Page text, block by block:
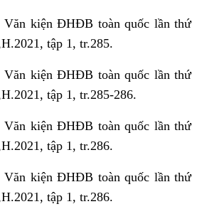
kiện ĐHĐB toàn quốc lần thứ
tập 1, tr.285.
kiện ĐHĐB toàn quốc lần thứ
tập 1, tr.285-286.
kiện ĐHĐB toàn quốc lần thứ
tập 1, tr.286.
kiện ĐHĐB toàn quốc lần thứ
tập 1, tr.286.